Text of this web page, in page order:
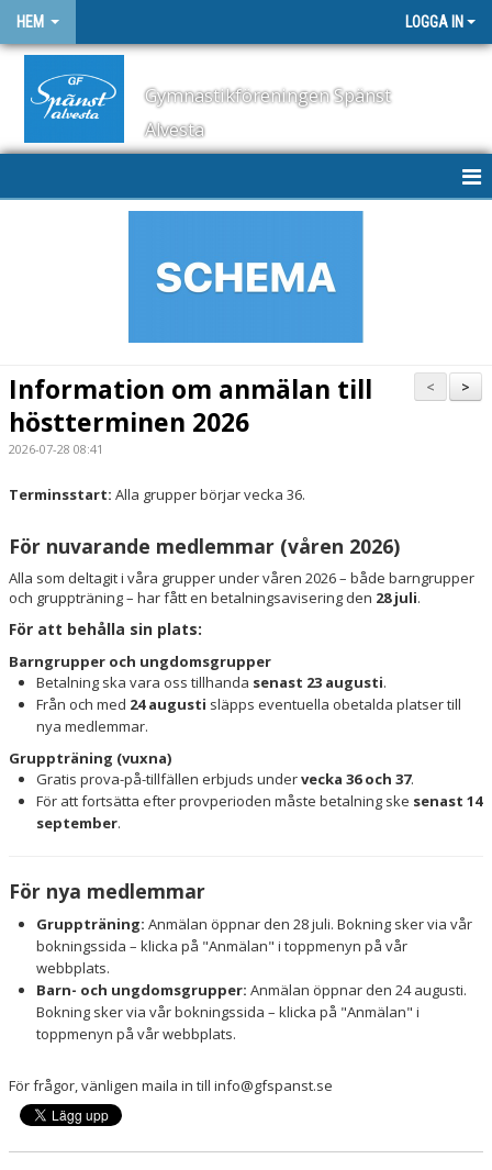
HEM LOGGA IN
Gymnastikföreningen Spänst
Alvesta
OM KLUBBEN
STYRELSE
AVGIFTER
VÅRA TRÄNARE
KALENDER
FÖRENINGSKLÄDER
>
<
Information om anmälan till
höstterminen 2026
2026-07-28 08:41
Terminsstart: Alla grupper börjar vecka 36.
För nuvarande medlemmar (våren 2026)
Alla som deltagit i våra grupper under våren 2026 – både barngrupper
och gruppträning – har fått en betalningsavisering den 28 juli.
För att behålla sin plats:
Barngrupper och ungdomsgrupper
Betalning ska vara oss tillhanda senast 23 augusti.
Från och med 24 augusti släpps eventuella obetalda platser till
nya medlemmar.
Gruppträning (vuxna)
Gratis prova-på-tillfällen erbjuds undervecka 36 och 37.
För att fortsätta efter provperioden måste betalning ske senast 14
september.
För nya medlemmar
Gruppträning: Anmälan öppnar den 28 juli. Bokning sker via vår
bokningssida – klicka på "Anmälan" i toppmenyn på vår
webbplats.
Barn- och ungdomsgrupper: Anmälan öppnar den 24 augusti.
Bokning sker via vår bokningssida – klicka på "Anmälan" i
toppmenyn på vår webbplats.
För frågor, vänligen maila in till info@gfspanst.se